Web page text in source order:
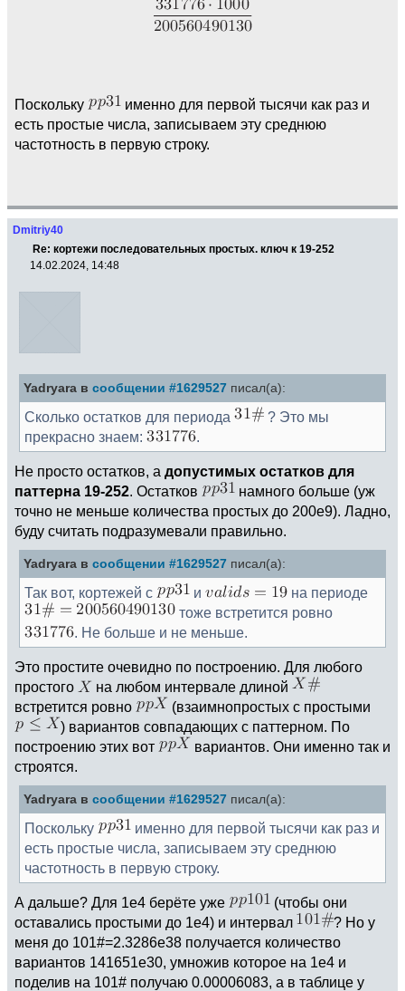
Поскольку
именно для первой тысячи как раз и
есть простые числа, записываем эту среднюю
частотность в первую строку.
Dmitriy40
Re: кортежи последовательных простых. ключ к 19-252
14.02.2024, 14:48
Yadryara в сообщении #1629527 писал(а):
Сколько остатков для периода
? Это мы
прекрасно знаем:
Не просто остатков, а допустимых остатков для
паттерна 19-252 . Остатков
намного больше (уж
точно не меньше количества простых до 200e9). Ладно,
буду считать подразумевали правильно.
Yadryara в сообщении #1629527 писал(а):
Так вот, кортежей с и
на периоде
тоже встретится ровно
. Не больше и не меньше.
Это простите очевидно по построению. Для любого
простого
на любом интервале длиной
встретится ровно
(взаимнопростых с простыми
) вариантов совпадающих с паттерном. По
построению этих вот
вариантов. Они именно так и
строятся.
Yadryara в сообщении #1629527 писал(а):
Поскольку
именно для первой тысячи как раз и
есть простые числа, записываем эту среднюю
частотность в первую строку.
А дальше? Для 1e4 берёте уже
(чтобы они
оставались простыми до 1e4) и интервал
? Но у
меня до 101#=2.3286e38 получается количество
вариантов 141651e30, умножив которое на 1e4 и
поделив на 101# получаю 0.00006083, а в таблице у